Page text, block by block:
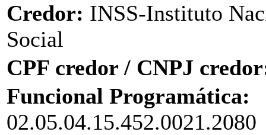
Credor: INSS-Instituto
Social
CPF credor / CNPJ
Funcional Programática:
02.05.04.15.452.0021.2080